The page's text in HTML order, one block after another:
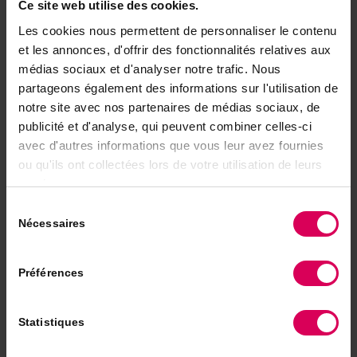
Ce site web utilise des cookies.
Les cookies nous permettent de personnaliser le contenu
et les annonces, d'offrir des fonctionnalités relatives aux
médias sociaux et d'analyser notre trafic. Nous
partageons également des informations sur l'utilisation de
notre site avec nos partenaires de médias sociaux, de
publicité et d'analyse, qui peuvent combiner celles-ci
avec d'autres informations que vous leur avez fournies
ou qu'ils ont collectées lors de votre utilisation de leurs
services.
Nécessaires
Préférences
Statistiques